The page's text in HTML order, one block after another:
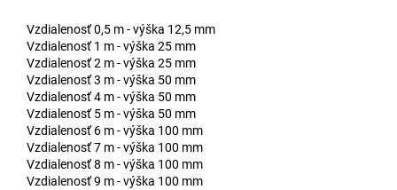
Vzdialenosť 0,5 m - výška 12,5 mm
Vzdialenosť 1 m - výška 25 mm
Vzdialenosť 2 m - výška 25 mm
Vzdialenosť 3 m - výška 50 mm
Vzdialenosť 4 m - výška 50 mm
Vzdialenosť 5 m - výška 50 mm
Vzdialenosť 6 m - výška 100 mm
Vzdialenosť 7 m - výška 100 mm
Vzdialenosť 8 m - výška 100 mm
Vzdialenosť 9 m - výška 100 mm